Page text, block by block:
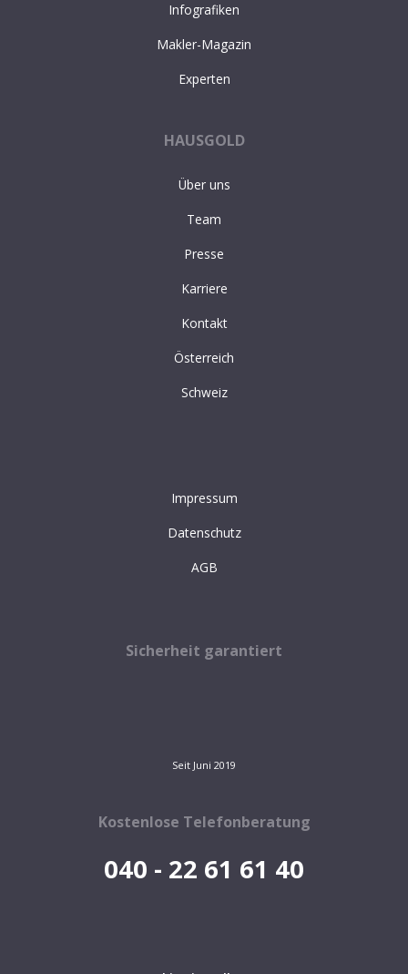
Infografiken
Makler-Magazin
Experten
HAUSGOLD
Über uns
Team
Presse
Karriere
Kontakt
Österreich
Schweiz
Impressum
Datenschutz
AGB
Kostenlose Telefonberatung
040 - 22 61 61 40
Sicherheit garantiert
Seit Juni 2019